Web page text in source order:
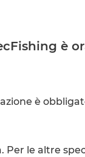
è
è
le altre